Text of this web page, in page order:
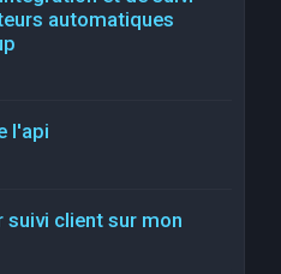
automatiques
l'api
suivi client sur mon